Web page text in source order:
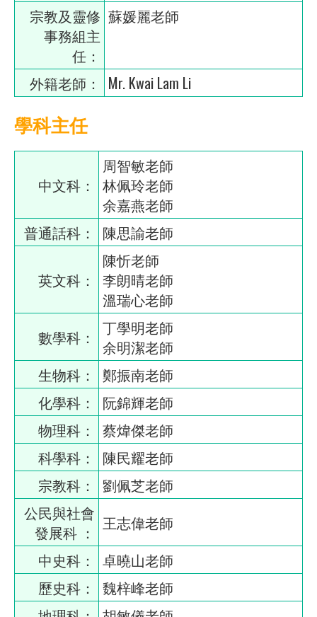
宗教及靈修
事務組主
任：
蘇媛麗老師
外籍老師： Mr. Kwai Lam Li
學科主任
中文科：
周智敏老師
林佩玲老師
余嘉燕老師
普通話科：
陳思諭老師
英文科：
陳忻老師
李朗晴老師
溫瑞心老師
數學科：
丁學明老師
余明潔老師
生物科：
鄭振南老師
化學科：
阮錦輝老師
物理科：
蔡煒傑老師
科學科：
陳民耀老師
宗教科：
劉佩芝老師
公民與社會
發展科 ：
王志偉老師
中史科：
卓曉山老師
歷史科：
魏梓峰老師